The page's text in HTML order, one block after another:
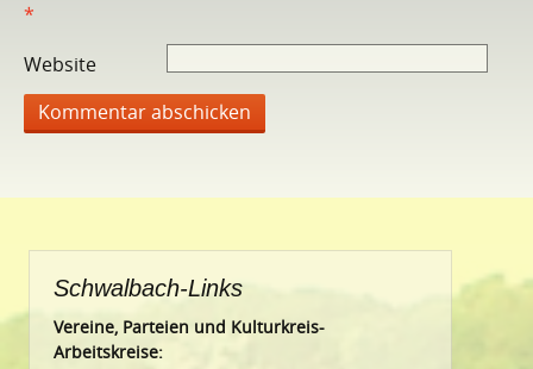
*
Website
Schwalbach-Links
Vereine, Parteien und Kulturkreis-
Arbeitskreise: